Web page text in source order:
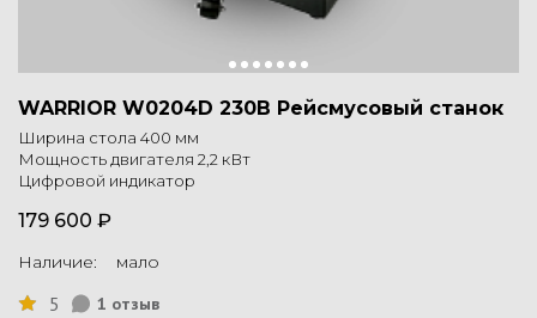
WARRIOR W0204D 230В Рейсмусовый станок
Ширина стола 400 мм
Мощность двигателя 2,2 кВт
Цифровой индикатор
179 600 ₽
Наличие: мало
5 1 отзыв